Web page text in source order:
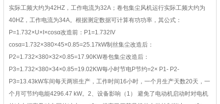
实际工频大约为42HZ，工作电流为32A；卷包集尘风机运行实际工频大约为
40HZ，工作电流为34A。根据测定数据可计算有功功率，其公式：
P=1.732×U×I×cosα改造前：P1=1.732IV
cosα=1.732×380×45×0.85=25.17kW制丝集尘改造后：
P2=1.732×380×32×0.85=17.90KW卷包集尘改造后：
P3=1.732×380×34×0.85=19.02KW每小时节电P节约=2× P1- P2-
P3=13.43kW车间每天两班生产，工作时间16小时，一个月生产天数20天，一
个月可节约电能4296.47 kW。2、设备影响（1） 避免了电动机启动时对电机